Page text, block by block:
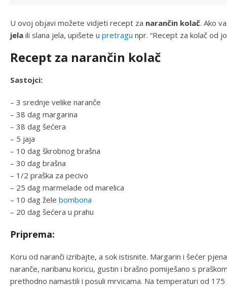
U ovoj objavi možete vidjeti recept za narančin kolač. Ako
jela ili slana jela, upišete u pretragu npr. “Recept za kolač od
Recept za narančin kolač
Sastojci:
– 3 srednje velike naranče
– 38 dag margarina
– 38 dag šećera
– 5 jaja
– 10 dag škrobnog brašna
– 30 dag brašna
– 1/2 praška za pecivo
– 25 dag marmelade od marelica
– 10 dag žele bombona
– 20 dag šećera u prahu
Priprema:
Koru od naranči izribajte, a sok istisnite. Margarin i šećer
naranče, naribanu koricu, gustin i brašno pomiješano s
prethodno namastili i posuli mrvicama. Na temperaturi od